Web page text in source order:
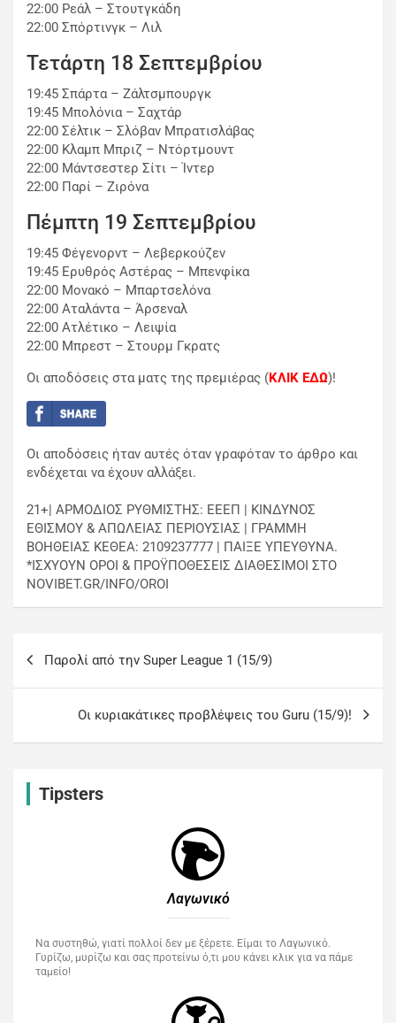
22:00 Ρεάλ – Στουτγκάδη
22:00 Σπόρτινγκ – Λιλ
Τετάρτη 18 Σεπτεμβρίου
19:45 Σπάρτα – Ζάλτσμπουργκ
19:45 Μπολόνια – Σαχτάρ
22:00 Σέλτικ – Σλόβαν Μπρατισλάβας
22:00 Κλαμπ Μπριζ – Ντόρτμουντ
22:00 Μάντσεστερ Σίτι – Ίντερ
22:00 Παρί – Ζιρόνα
Πέμπτη 19 Σεπτεμβρίου
19:45 Φέγενορντ – Λεβερκούζεν
19:45 Ερυθρός Αστέρας – Μπενφίκα
22:00 Μονακό – Μπαρτσελόνα
22:00 Αταλάντα – Άρσεναλ
22:00 Ατλέτικο – Λειψία
22:00 Μπρεστ – Στουρμ Γκρατς
Οι αποδόσεις στα ματς της πρεμιέρας (ΚΛΙΚ ΕΔΩ)!
Οι αποδόσεις ήταν αυτές όταν γραφόταν το άρθρο και
ενδέχεται να έχουν αλλάξει.
21+| ΑΡΜΟΔΙΟΣ ΡΥΘΜΙΣΤΗΣ: ΕΕΕΠ | ΚΙΝΔΥΝΟΣ
ΕΘΙΣΜΟΥ & ΑΠΩΛΕΙΑΣ ΠΕΡΙΟΥΣΙΑΣ | ΓΡΑΜΜΗ
ΒΟΗΘΕΙΑΣ ΚΕΘΕΑ: 2109237777 | ΠΑΙΞΕ ΥΠΕΥΘΥΝΑ.
*ΙΣΧΥΟΥΝ ΟΡΟΙ & ΠΡΟΫΠΟΘΕΣΕΙΣ ΔΙΑΘΕΣΙΜΟΙ ΣΤΟ
NOVIBET.GR/INFO/OROI
Παρολί από την Super League 1 (15/9)
Οι κυριακάτικες προβλέψεις του Guru (15/9)!
Tipsters
Λαγωνικό
Να συστηθώ, γιατί πολλοί δεν με ξέρετε. Είμαι το Λαγωνικό.
Γυρίζω, μυρίζω και σας προτείνω ό,τι μου κάνει κλικ για να πάμε
ταμείο!